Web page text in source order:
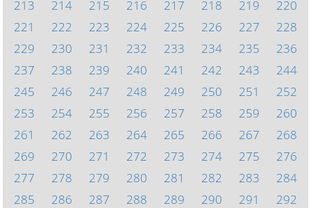
213
214 215 216 217 218 219
220
221
222 223 224 225 226 227
228
229
230 231 232 233 234 235
236
237
238 239 240 241 242 243
244
245
246 247 248 249 250 251
252
253
254 255 256 257 258 259
260
261
262 263 264 265 266 267
268
269
270 271 272 273 274 275
276
277
278 279 280 281 282 283
284
285
286 287 288 289 290 291
292